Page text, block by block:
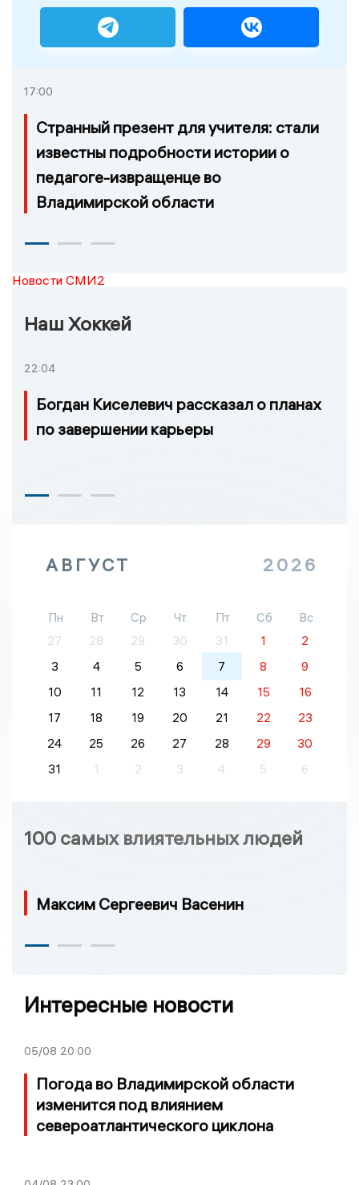
17:00
Странный презент для учителя: стали
известны подробности истории о
педагоге-извращенце во
Владимирской области
Новости СМИ2
Наш Хоккей
22:04
Богдан Киселевич рассказал о планах
по завершении карьеры
АВГУСТ 2026
Пн Вт Ср Чт Пт Сб
Вс
27
28 29 30 31 1
2
3
4 5 6 7 8
9
10
11 12 13 14 15
16
17
18 19 20 21 22
23
24
25 26 27 28 29
30
31
1 2 3 4 5 6
100 самых влиятельных людей
Максим Сергеевич Васенин
Интересные новости
05/08 20:00
Погода во Владимирской области
изменится под влиянием
североатлантического циклона